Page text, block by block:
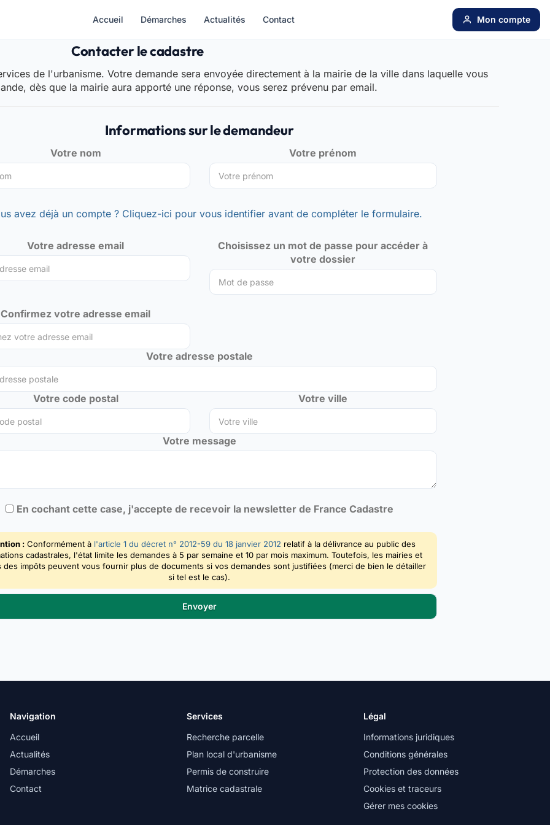
Accueil Démarches Actualités Contact Mon compte
Contacter le cadastre
de l'urbanisme. Votre demande sera envoyée directement à la mairie de la ville dans laquelle vous
dès que la mairie aura apporté une réponse, vous serez prévenu par email.
Informations sur le demandeur
Votre nom Votre prénom
avez déjà un compte ? Cliquez-ici pour vous identifier avant de compléter le formulaire.
Votre adresse email
Choisissez un mot de passe pour accéder à
votre dossier
Confirmez votre adresse email
Votre adresse postale
Votre code postal Votre ville
Votre message
En cochant cette case, j'accepte de recevoir la newsletter de France Cadastre
: Conformément à l'article 1 du décret n° 2012-59 du 18 janvier 2012 relatif à la délivrance au public des
cadastrales, l'état limite les demandes à 5 par semaine et 10 par mois maximum. Toutefois, les mairies et
des impôts peuvent vous fournir plus de documents si vos demandes sont justifiées (merci de bien le détailler
si tel est le cas).
Navigation
Accueil
Actualités
Démarches
Contact
Services
Recherche parcelle
Plan local d'urbanisme
Permis de construire
Matrice cadastrale
Légal
Informations juridiques
Conditions générales
Protection des données
Cookies et traceurs
Gérer mes cookies